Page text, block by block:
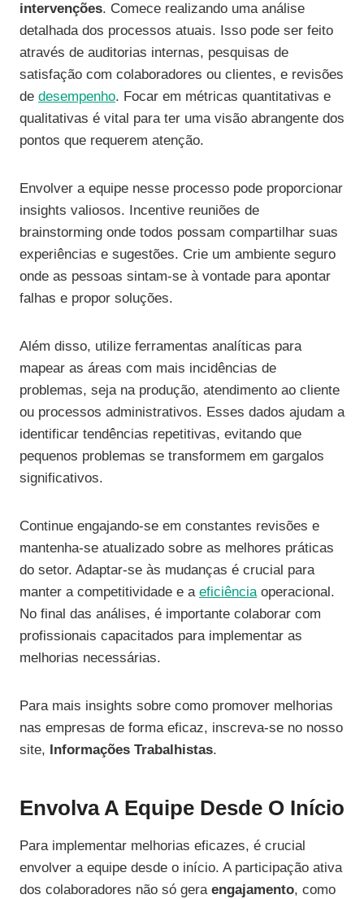
intervenções. Comece realizando uma análise
detalhada dos processos atuais. Isso pode ser feito
através de auditorias internas, pesquisas de
satisfação com colaboradores ou clientes, e revisões
de desempenho. Focar em métricas quantitativas e
qualitativas é vital para ter uma visão abrangente dos
pontos que requerem atenção.
Envolver a equipe nesse processo pode proporcionar
insights valiosos. Incentive reuniões de
brainstorming onde todos possam compartilhar suas
experiências e sugestões. Crie um ambiente seguro
onde as pessoas sintam-se à vontade para apontar
falhas e propor soluções.
Além disso, utilize ferramentas analíticas para
mapear as áreas com mais incidências de
problemas, seja na produção, atendimento ao cliente
ou processos administrativos. Esses dados ajudam a
identificar tendências repetitivas, evitando que
pequenos problemas se transformem em gargalos
significativos.
Continue engajando-se em constantes revisões e
mantenha-se atualizado sobre as melhores práticas
do setor. Adaptar-se às mudanças é crucial para
manter a competitividade e a eficiênciaoperacional.
No final das análises, é importante colaborar com
profissionais capacitados para implementar as
melhorias necessárias.
Para mais insights sobre como promover melhorias
nas empresas de forma eficaz, inscreva-se no nosso
site,
Informações Trabalhistas.
Envolva A Equipe Desde O Início
Para implementar melhorias eficazes, é crucial
envolver a equipe desde o início. A participação ativa
dos colaboradores não só gera engajamento, como